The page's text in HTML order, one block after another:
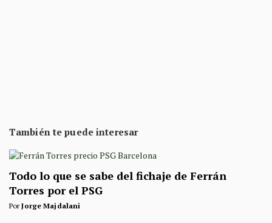
También te puede interesar
Todo lo que se sabe del fichaje de Ferrán
Torres por el PSG
PorJorge Majdalani